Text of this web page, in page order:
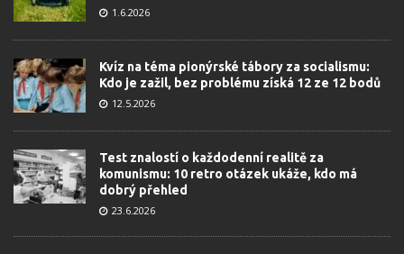
1.6.2026
Kvíz na téma pionýrské tábory za socialismu:
Kdo je zažil, bez problému získá 12 ze 12 bodů
12.5.2026
Test znalostí o každodenní realitě za
komunismu: 10 retro otázek ukáže, kdo má
dobrý přehled
23.6.2026